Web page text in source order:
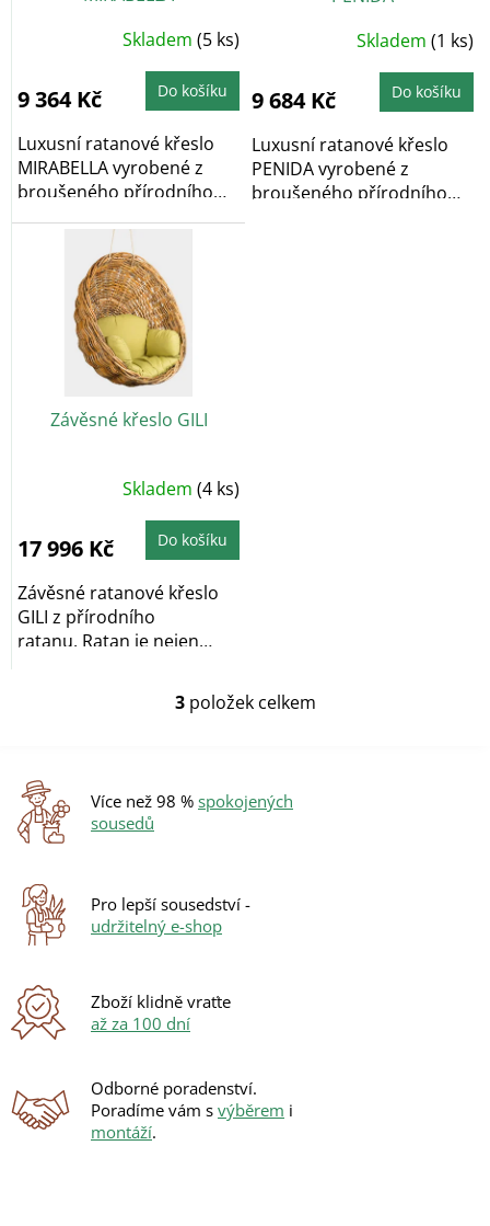
Skladem (5 ks)
9 364 Kč Do košíku
Luxusní ratanové křeslo
MIRABELLA vyrobené z
broušeného přírodního
Skladem (1 ks)
9 684 Kč Do košíku
Luxusní ratanové křeslo
PENIDA vyrobené z
broušeného přírodního
Závěsné křeslo GILI
Skladem (4 ks)
17 996 Kč Do košíku
Závěsné ratanové křeslo
GILI z přírodního
ratanu. Ratan je nejen
O
d
a
u
3položek celkem
Více než 98 % spokojených
sousedů
Pro lepší sousedství -
udržitelný e-shop
Zboží klidně vraťte
až za 100 dní
Odborné poradenství.
Poradíme vám s výběrem i
montáží.